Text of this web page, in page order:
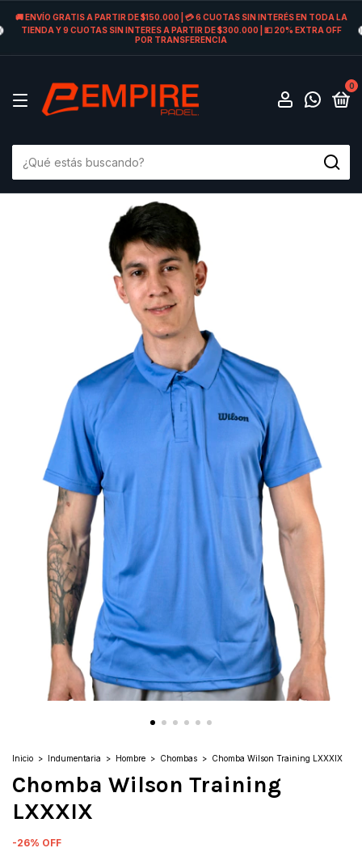
🚚 ENVÍO GRATIS A PARTIR DE $150.000 | 💳 6 CUOTAS SIN INTERÉS EN TODA LA
TIENDA Y 9 CUOTAS SIN INTERES A PARTIR DE $300.000 | 💵 20% EXTRA OFF
POR TRANSFERENCIA
0
Inicio > Indumentaria > Hombre > Chombas > Chomba Wilson Training LXXXIX
Chomba Wilson Training
LXXXIX
-26% OFF